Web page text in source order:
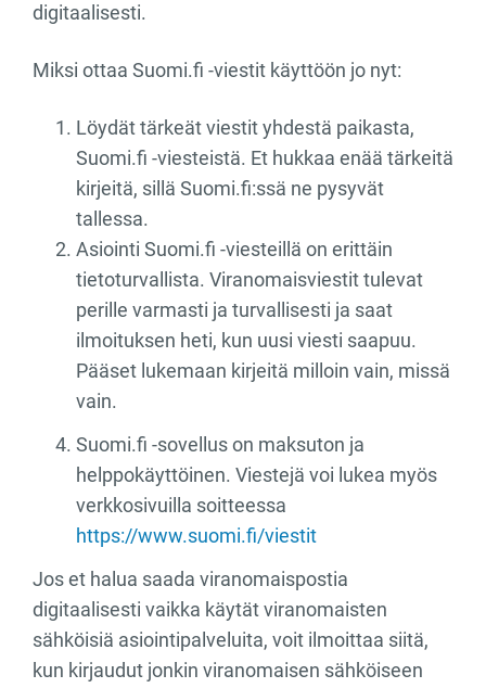
digitaalisesti.
Miksi ottaa Suomi.fi -viestit käyttöön jo nyt:
Löydät tärkeät viestit yhdestä paikasta,
Suomi.fi -viesteistä. Et hukkaa enää tärkeitä
kirjeitä, sillä Suomi.fi:ssä ne pysyvät
tallessa.
Asiointi Suomi.fi -viesteillä on erittäin
tietoturvallista. Viranomaisviestit tulevat
perille varmasti ja turvallisesti ja saat
ilmoituksen heti, kun uusi viesti saapuu.
Pääset lukemaan kirjeitä milloin vain, missä
vain.
Suomi.fi -sovellus on maksuton ja
helppokäyttöinen. Viestejä voi lukea myös
verkkosivuilla soitteessa
https://www.suomi.fi/viestit
Jos et halua saada viranomaispostia
digitaalisesti vaikka käytät viranomaisten
sähköisiä asiointipalveluita, voit ilmoittaa siitä,
kun kirjaudut jonkin viranomaisen sähköiseen